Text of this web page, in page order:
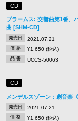
CD
ブラームス: 交響曲第1番、
曲 [SHM-CD]
発売日 2021.07.21
価 格 ¥1,650 (税込)
品 番 UCCS-50063
CD
メンデルスゾーン：劇音楽
発売日 2021.07.21
価 格 ¥1,650 (税込)